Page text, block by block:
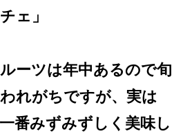
ェ」
ーツは年中あるので旬
れがちですが、実は
番みずみずしく美味し